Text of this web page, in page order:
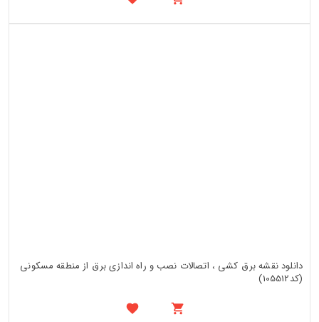
دانلود نقشه برق کشی ، اتصالات نصب و راه اندازی برق از منطقه مسکونی
(کد105512)